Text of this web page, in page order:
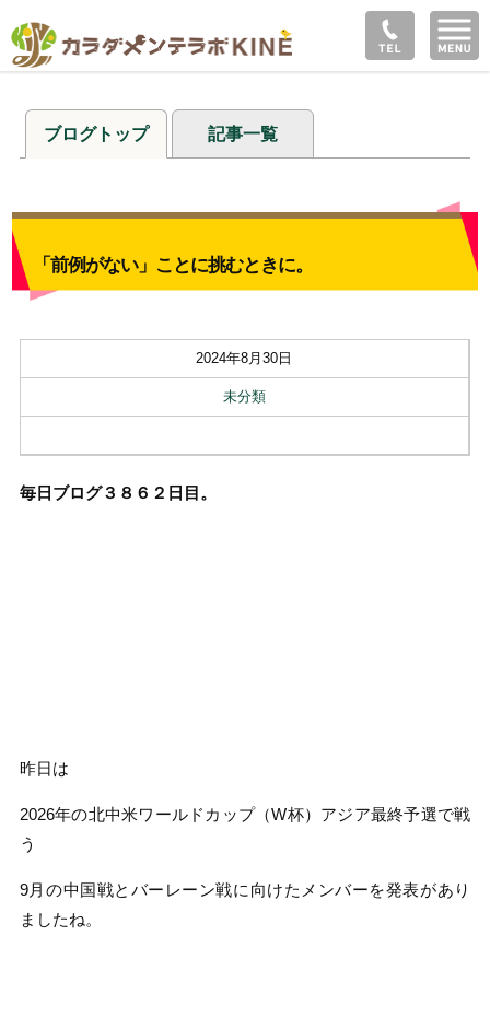
ブログトップ 記事一覧
「前例がない」ことに挑むときに。
2024年8月30日
未分類
毎日ブログ３８６２ 日目。
昨日は
2026年の北中米ワールドカップ（W杯）アジア最終予選で戦
う
9月の中国戦とバーレーン戦に向けたメンバーを発表があり
ましたね。